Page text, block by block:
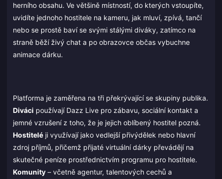
herního obsahu. Ve většině místností, do kterých vstoupíte,
uvidíte jednoho hostitele na kameru, jak mluví, zpívá, tančí
nebo se prostě baví se svými stálými diváky, zatímco na
straně běží živý chat a po obrazovce občas vybuchne
animace dárku.
Platforma je zaměřena na tři překrývající se skupiny publika.
Diváci používají Dazz Live pro zábavu, sociální kontakt a
jemné vzrušení z toho, že je jejich oblíbený hostitel pozná.
Hostitelé ji využívají jako vedlejší přivýdělek nebo hlavní
zdroj příjmů, přičemž přijaté virtuální dárky převádějí na
skutečné peníze prostřednictvím programu pro hostitele.
Komunity – včetně agentur, talentových cechů a